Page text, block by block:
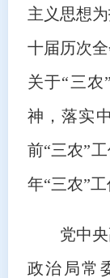
主义思想
十届历次
关于“三
神，落实
前“三农”
年“三农”工
党中央
政治局常